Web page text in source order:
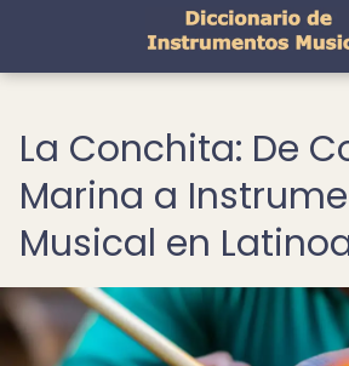
La Conchita: De
Marina a
Musical en